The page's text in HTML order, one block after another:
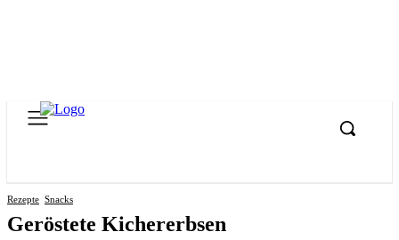
Rezepte Snacks
Geröstete Kichererbsen